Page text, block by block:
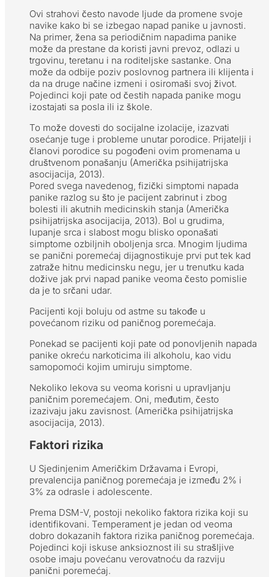
Ovi strahovi često navode ljude da promene svoje
navike kako bi se izbegao napad panike u javnosti.
Na primer, žena sa periodičnim napadima panike
može da prestane da koristi javni prevoz, odlazi u
trgovinu, teretanu i na roditeljske sastanke. Ona
može da odbije poziv poslovnog partnera ili klijenta i
da na druge načine izmeni i osiromaši svoj život.
Pojedinci koji pate od čestih napada panike mogu
izostajati sa posla ili iz škole.
To može dovesti do socijalne izolacije, izazvati
osećanje tuge i probleme unutar porodice. Prijatelji i
članovi porodice su pogođeni ovim promenama u
društvenom ponašanju (Američka psihijatrijska
asocijacija, 2013).
Pored svega navedenog, fizički simptomi napada
panike razlog su što je pacijent zabrinut i zbog
bolesti ili akutnih medicinskih stanja (Američka
psihijatrijska asocijacija, 2013). Bol u grudima,
lupanje srca i slabost mogu blisko oponašati
simptome ozbiljnih oboljenja srca. Mnogim ljudima
se panični poremećaj dijagnostikuje prvi put tek kad
zatraže hitnu medicinsku negu, jer u trenutku kada
dožive jak prvi napad panike veoma često pomislie
da je to srčani udar.
Pacijenti koji boluju od astme su takođe u
povećanom riziku od paničnog poremećaja.
Ponekad se pacijenti koji pate od ponovljenih napada
panike okreću narkoticima ili alkoholu, kao vidu
samopomoći kojim umiruju simptome.
Nekoliko lekova su veoma korisni u upravljanju
paničnim poremećajem. Oni, međutim, često
izazivaju jaku zavisnost. (Američka psihijatrijska
asocijacija, 2013).
Faktori rizika
U Sjedinjenim Američkim Državama i Evropi,
prevalencija paničnog poremećaja je između 2% i
3% za odrasle i adolescente.
Prema DSM-V, postoji nekoliko faktora rizika koji su
identifikovani. Temperament je jedan od veoma
dobro dokazanih faktora rizika paničnog poremećaja.
Pojedinci koji iskuse anksioznost ili su strašljive
osobe imaju povećanu verovatnoću da razviju
panični poremećaj.